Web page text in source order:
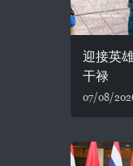
迎接英
干禄
07/08/